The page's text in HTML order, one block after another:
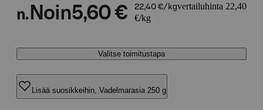
n. Noin5,60 € 22,40 €/kgvertailuhinta 22,40
€/kg
Valitse toimitustapa
Lisää suosikkeihin, Vadelmarasia 250 g